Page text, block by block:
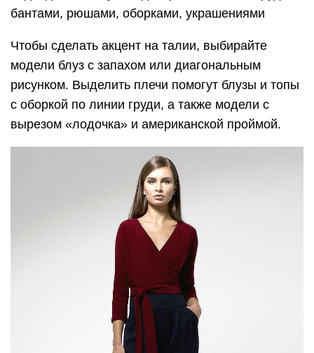
бантами, рюшами, оборками, украшениями
Чтобы сделать акцент на талии, выбирайте
модели блуз с запахом или диагональным
рисунком. Выделить плечи помогут блузы и топы
с оборкой по линии груди, а также модели с
вырезом «лодочка» и американской проймой.